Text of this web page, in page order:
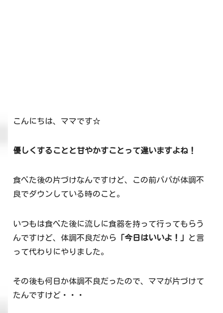
こんにちは、ママです☆
優しくすることと甘やかすことって違いますよね！
食べた後の片づけなんですけど、この前パパが体調不
良でダウンしている時のこと。
いつもは食べた後に流しに食器を持って行ってもらう
んですけど、体調不良だから 「今日はいいよ！」
と言
って代わりにやりました。
その後も何日か体調不良だったので、ママが片づけて
たんですけど・・・